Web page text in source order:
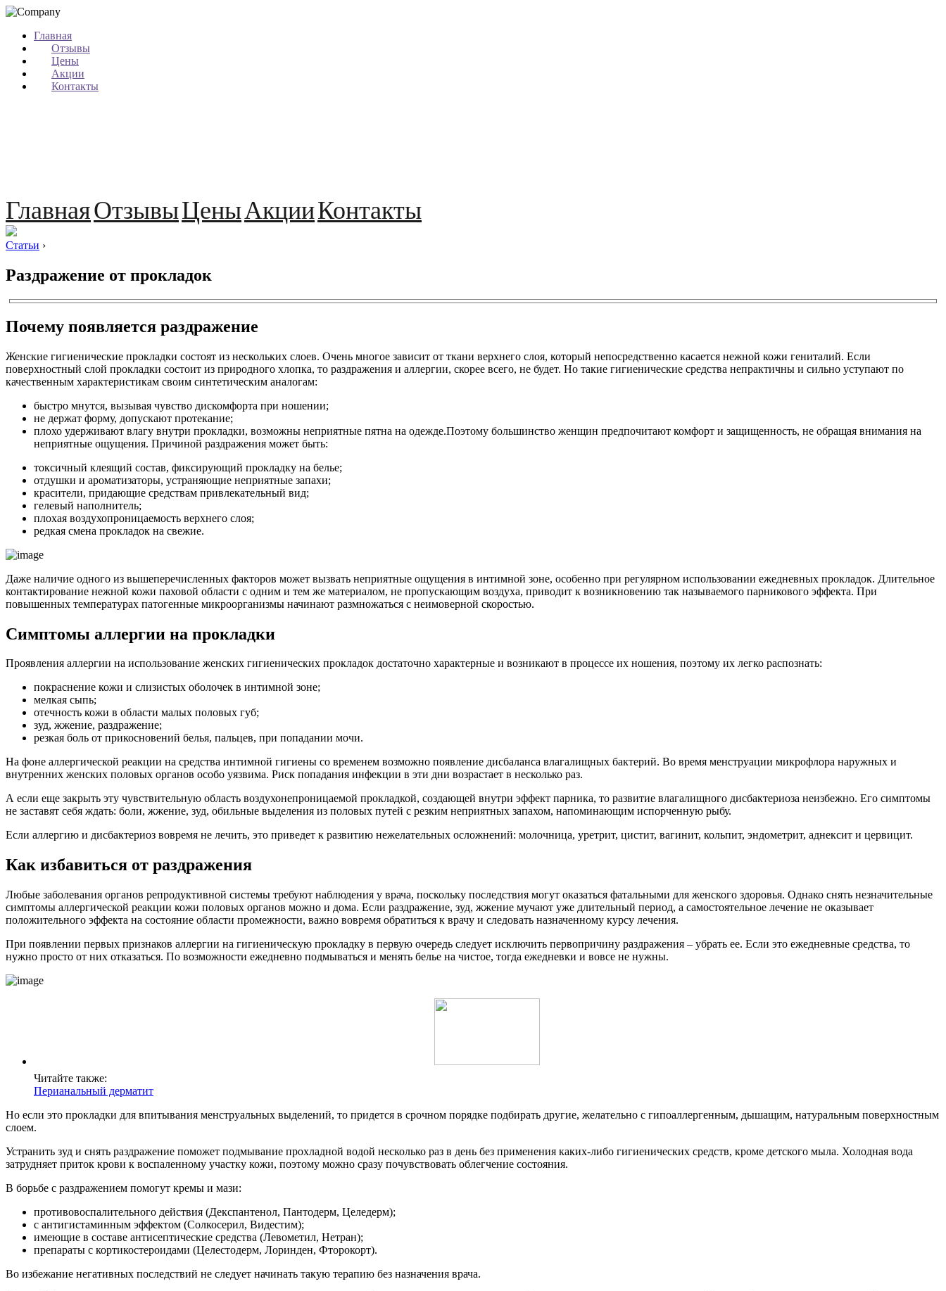
Главная
Отзывы
Цены
Акции
Контакты
ГлавнаяОтзывыЦеныАкцииКонтакты
Статьи ›
Раздражение от прокладок
Почему появляется раздражение
Женские гигиенические прокладки состоят из нескольких слоев. Очень многое зависит от ткани верхнего слоя, который непосредственно касается нежной кожи гениталий. Если
поверхностный слой прокладки состоит из природного хлопка, то раздражения и аллергии, скорее всего, не будет. Но такие гигиенические средства непрактичны и сильно уступают по
качественным характеристикам своим синтетическим аналогам:
быстро мнутся, вызывая чувство дискомфорта при ношении;
не держат форму, допускают протекание;
плохо удерживают влагу внутри прокладки, возможны неприятные пятна на одежде.Поэтому большинство женщин предпочитают комфорт и защищенность, не обращая внимания на
неприятные ощущения. Причиной раздражения может быть:
токсичный клеящий состав, фиксирующий прокладку на белье;
отдушки и ароматизаторы, устраняющие неприятные запахи;
красители, придающие средствам привлекательный вид;
гелевый наполнитель;
плохая воздухопроницаемость верхнего слоя;
редкая смена прокладок на свежие.
Даже наличие одного из вышеперечисленных факторов может вызвать неприятные ощущения в интимной зоне, особенно при регулярном использовании ежедневных прокладок. Длительное
контактирование нежной кожи паховой области с одним и тем же материалом, не пропускающим воздуха, приводит к возникновению так называемого парникового эффекта. При
повышенных температурах патогенные микроорганизмы начинают размножаться с неимоверной скоростью.
Симптомы аллергии на прокладки
Проявления аллергии на использование женских гигиенических прокладок достаточно характерные и возникают в процессе их ношения, поэтому их легко распознать:
покраснение кожи и слизистых оболочек в интимной зоне;
мелкая сыпь;
отечность кожи в области малых половых губ;
зуд, жжение, раздражение;
резкая боль от прикосновений белья, пальцев, при попадании мочи.
На фоне аллергической реакции на средства интимной гигиены со временем возможно появление дисбаланса влагалищных бактерий. Во время менструации микрофлора наружных и
внутренних женских половых органов особо уязвима. Риск попадания инфекции в эти дни возрастает в несколько раз.
А если еще закрыть эту чувствительную область воздухонепроницаемой прокладкой, создающей внутри эффект парника, то развитие влагалищного дисбактериоза неизбежно. Его симптомы
не заставят себя ждать: боли, жжение, зуд, обильные выделения из половых путей с резким неприятных запахом, напоминающим испорченную рыбу.
Если аллергию и дисбактериоз вовремя не лечить, это приведет к развитию нежелательных осложнений: молочница, уретрит, цистит, вагинит, кольпит, эндометрит, аднексит и цервицит.
Как избавиться от раздражения
Любые заболевания органов репродуктивной системы требуют наблюдения у врача, поскольку последствия могут оказаться фатальными для женского здоровья. Однако снять незначительные
симптомы аллергической реакции кожи половых органов можно и дома. Если раздражение, зуд, жжение мучают уже длительный период, а самостоятельное лечение не оказывает
положительного эффекта на состояние области промежности, важно вовремя обратиться к врачу и следовать назначенному курсу лечения.
При появлении первых признаков аллергии на гигиеническую прокладку в первую очередь следует исключить первопричину раздражения – убрать ее. Если это ежедневные средства, то
нужно просто от них отказаться. По возможности ежедневно подмываться и менять белье на чистое, тогда ежедневки и вовсе не нужны.
Читайте также:
Перианальный дерматит
Но если это прокладки для впитывания менструальных выделений, то придется в срочном порядке подбирать другие, желательно с гипоаллергенным, дышащим, натуральным поверхностным
слоем.
Устранить зуд и снять раздражение поможет подмывание прохладной водой несколько раз в день без применения каких-либо гигиенических средств, кроме детского мыла. Холодная вода
затрудняет приток крови к воспаленному участку кожи, поэтому можно сразу почувствовать облегчение состояния.
В борьбе с раздражением помогут кремы и мази:
противовоспалительного действия (Декспантенол, Пантодерм, Целедерм);
с антигистаминным эффектом (Солкосерил, Видестим);
имеющие в составе антисептические средства (Левометил, Нетран);
препараты с кортикостероидами (Целестодерм, Лоринден, Фторокорт).
Во избежание негативных последствий не следует начинать такую терапию без назначения врача.